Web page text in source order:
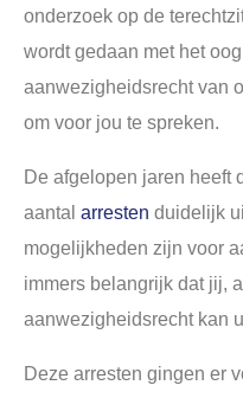
onderzoek op de
wordt gedaan met het
aanwezigheidsrecht van
om voor jou te spreken.
De afgelopen jaren heeft
aantal arresten duidelijk
mogelijkheden zijn voor
immers belangrijk dat jij,
aanwezigheidsrecht kan
Deze arresten gingen er